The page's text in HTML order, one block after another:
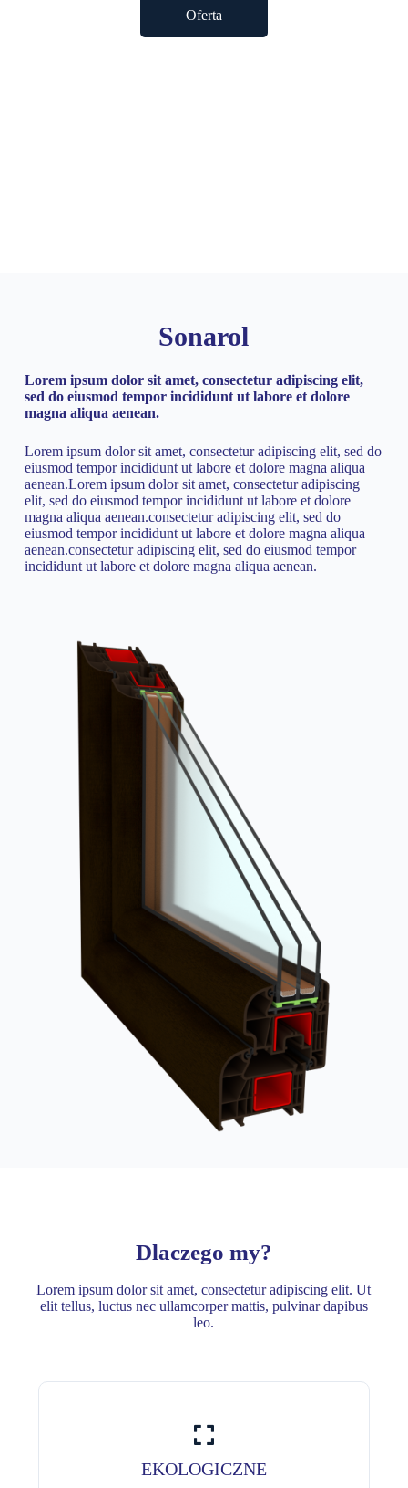
Oferta
Sonarol
Lorem ipsum dolor sit amet, consectetur adipiscing elit,
sed do eiusmod tempor incididunt ut labore et dolore
magna aliqua aenean.
Lorem ipsum dolor sit amet, consectetur adipiscing elit, sed do
eiusmod tempor incididunt ut labore et dolore magna aliqua
aenean.Lorem ipsum dolor sit amet, consectetur adipiscing
elit, sed do eiusmod tempor incididunt ut labore et dolore
magna aliqua aenean.consectetur adipiscing elit, sed do
eiusmod tempor incididunt ut labore et dolore magna aliqua
aenean.consectetur adipiscing elit, sed do eiusmod tempor
incididunt ut labore et dolore magna aliqua aenean.
Dlaczego my?
Lorem ipsum dolor sit amet, consectetur adipiscing elit. Ut
elit tellus, luctus nec ullamcorper mattis, pulvinar dapibus
leo.
EKOLOGICZNE